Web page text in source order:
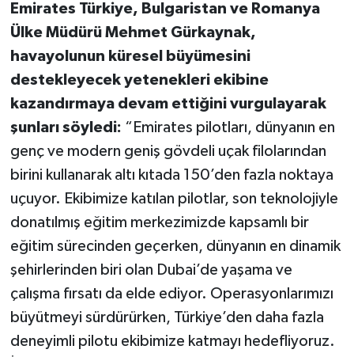
Emirates Türkiye, Bulgaristan ve Romanya
Ülke Müdürü Mehmet Gürkaynak,
havayolunun küresel büyümesini
destekleyecek yetenekleri ekibine
kazandırmaya devam ettiğini vurgulayarak
şunları söyledi: “Emirates pilotları, dünyanın en
genç ve modern geniş gövdeli uçak filolarından
birini kullanarak altı kıtada 150’den fazla noktaya
uçuyor. Ekibimize katılan pilotlar, son teknolojiyle
donatılmış eğitim merkezimizde kapsamlı bir
eğitim sürecinden geçerken, dünyanın en dinamik
şehirlerinden biri olan Dubai’de yaşama ve
çalışma fırsatı da elde ediyor. Operasyonlarımızı
büyütmeyi sürdürürken, Türkiye’den daha fazla
deneyimli pilotu ekibimize katmayı hedefliyoruz.